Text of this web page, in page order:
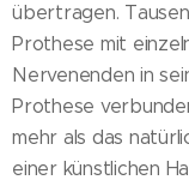
übertragen.
Prothese mit
Nervenenden in
Prothese
mehr als das
einer künstlichen